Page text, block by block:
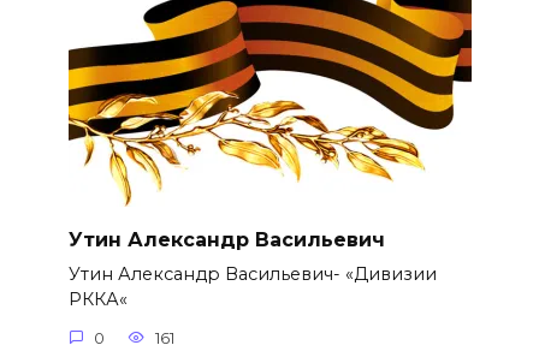
Утин Александр Васильевич
Утин Александр Васильевич- «Дивизии
РККА«
0 161